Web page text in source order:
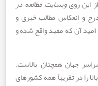
وبسایت مطالعه در
مطالب خبری و
مفید واقع شده و
همچنان بالاست.
بالا را در تقریباً همه کشورهای